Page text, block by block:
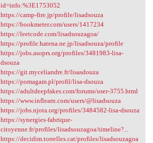
id=info:%3E1753052
https://camp-fire.jp/profile/lisadsouza
https://bookmeter.com/users/1417234
https://leetcode.com/lisadsouzagoa/
https://profile.hatena.ne.jp/lisadsouza/profile
https://jobs.asoprs.org/profiles/3481983-lisa-
dsouza
https://git.myceliandre.fr/lisasdouza
https://pomagam.pl/profil/lisa-dsouza
https://adultdeepfakes.com/forums/user-3755.html
https://www.inflearn.com/users/@lisadsouza
https://jobs.njota.org/profiles/3484582-lisa-dsouza
https://synergies-fabrique-
citoyenne.fr/profiles/lisadsouzagoa/timeline?...
https://decidim.torrelles.cat/profiles/lisadsouzagoa